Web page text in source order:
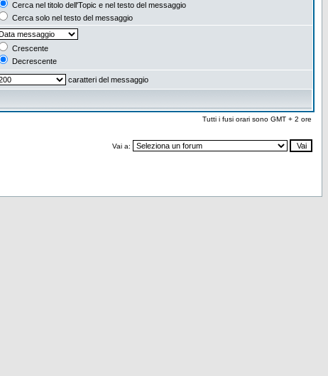
Cerca nel titolo dell'Topic e nel testo del messaggio
Cerca solo nel testo del messaggio
Crescente
Decrescente
caratteri del messaggio
Tutti i fusi orari sono GMT + 2 ore
Vai a: